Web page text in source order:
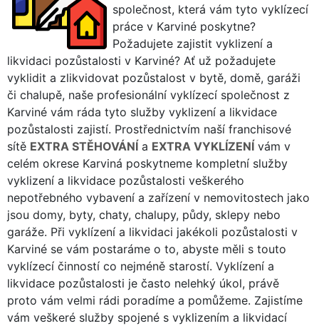
společnost, která vám tyto vyklízecí
práce v Karviné poskytne?
Požadujete zajistit vyklizení a
likvidaci pozůstalosti v Karviné? Ať už požadujete
vyklidit a zlikvidovat pozůstalost v bytě, domě, garáži
či chalupě, naše profesionální vyklízecí společnost z
Karviné vám ráda tyto služby vyklizení a likvidace
pozůstalosti zajistí. Prostřednictvím naší franchisové
sítě EXTRA STĚHOVÁNÍ a EXTRA VYKLÍZENÍ vám v
celém okrese Karviná poskytneme kompletní služby
vyklizení a likvidace pozůstalosti veškerého
nepotřebného vybavení a zařízení v nemovitostech jako
jsou domy, byty, chaty, chalupy, půdy, sklepy nebo
garáže. Při vyklízení a likvidaci jakékoli pozůstalosti v
Karviné se vám postaráme o to, abyste měli s touto
vyklízecí činností co nejméně starostí. Vyklízení a
likvidace pozůstalosti je často nelehký úkol, právě
proto vám velmi rádi poradíme a pomůžeme. Zajistíme
vám veškeré služby spojené s vyklizením a likvidací